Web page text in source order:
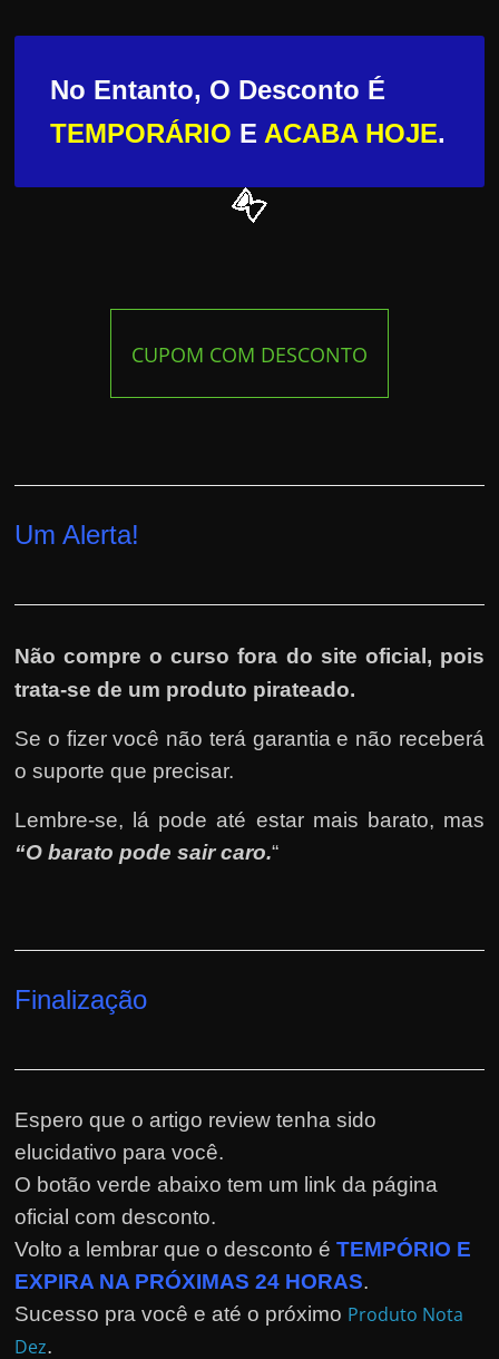
No Entanto, O Desconto É
TEMPORÁRIO E ACABA HOJE.
CUPOM COM DESCONTO
Um Alerta!
Não compre o curso fora do site oficial, pois
trata-se de um produto pirateado.
Se o fizer você não terá garantia e não receberá
o suporte que precisar.
Lembre-se, lá pode até estar mais barato, mas
“O barato pode sair caro.“
Finalização
Espero que o artigo review tenha sido
elucidativo para você.
O botão verde abaixo tem um link da página
oficial com desconto.
Volto a lembrar que o desconto éTEMPÓRIO E
EXPIRA NA PRÓXIMAS 24 HORAS.
Sucesso pra você e até o próximo Produto Nota
Dez.